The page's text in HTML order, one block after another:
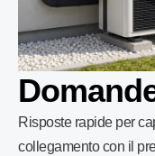
Risposte rapide per
collegamento con il